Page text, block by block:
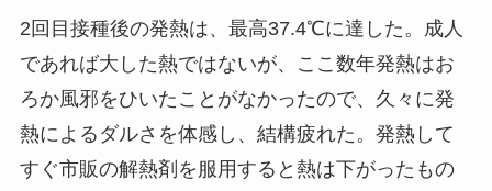
2回目接種後の発熱は、最高37.4℃に達した。成人
であれば大した熱ではないが、ここ数年発熱はお
ろか風邪をひいたことがなかったので、久々に発
熱によるダルさを体感し、結構疲れた。発熱して
すぐ市販の解熱剤を服用すると熱は下がったもの